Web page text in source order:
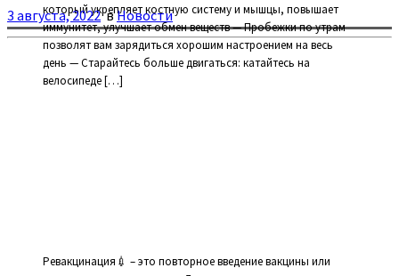
который укрепляет костную систему и мышцы, повышает
иммунитет, улучшает обмен веществ — Пробежки по утрам
позволят вам зарядиться хорошим настроением на весь
день — Старайтесь больше двигаться: катайтесь на
велосипеде […]
3 августа, 2022вНовости
Ревакцинация💉 – это повторное введение вакцины или